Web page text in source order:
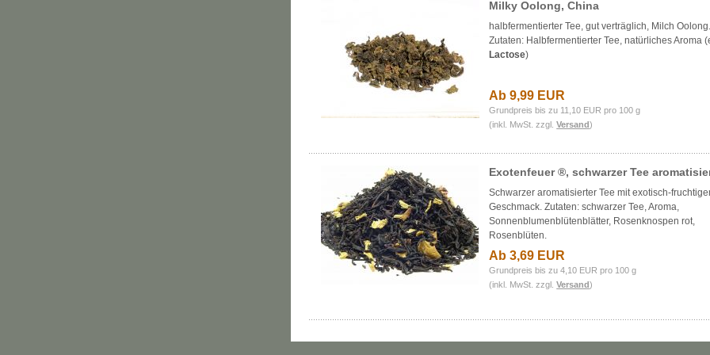
Milky Oolong, China
halbfermentierter Tee, gut verträglich, Milch Oolong.
Zutaten: Halbfermentierter Tee, natürliches Aroma
Lactose)
Ab 9,99 EUR
Grundpreis bis zu 11,10 EUR pro 100 g
(inkl. MwSt. zzgl.Versand)
Exotenfeuer ®, schwarzer Tee
Schwarzer aromatisierter Tee mit exotisch-
Geschmack. Zutaten: schwarzer Tee, Aroma,
Sonnenblumenblütenblätter, Rosenknospen rot,
Rosenblüten.
Ab 3,69 EUR
Grundpreis bis zu 4,10 EUR pro 100 g
(inkl. MwSt. zzgl.Versand)